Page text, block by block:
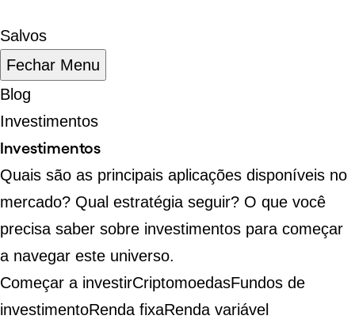
Salvos
Fechar Menu
Blog
Investimentos
Investimentos
Quais são as principais aplicações disponíveis no
mercado? Qual estratégia seguir? O que você
precisa saber sobre investimentos para começar
a navegar este universo.
Começar a investirCriptomoedasFundos de
investimentoRenda fixaRenda variável